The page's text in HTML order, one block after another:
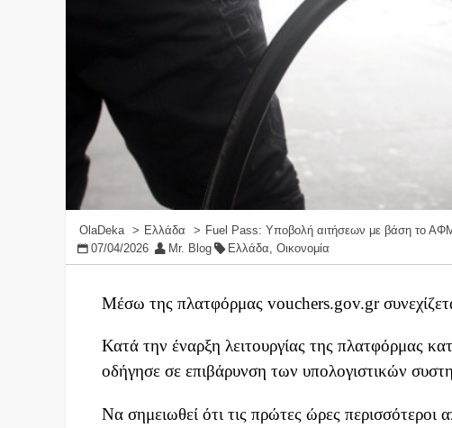
OlaDeka Ελλάδα
Fuel Pass: Υποβολή αιτήσεων με βάση το ΑΦΜ
07/04/2026
Mr. Blog Ελλάδα, Οικονομία
Μέσω της πλατφόρμας vouchers.gov.gr
Κατά την έναρξη λειτουργίας της πλατφόρμας
οδήγησε σε επιβάρυνση των υπολογιστικών
Να σημειωθεί ότι τις πρώτες ώρες